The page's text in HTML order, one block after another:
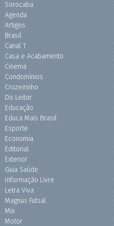
Sorocaba
Agenda
Artigos
Brasil
Canal 1
Casa e Acabamento
Cinema
Condomínios
Cruzeirinho
Do Leitor
Educação
Educa Mais Brasil
Esporte
Economia
Editorial
Exterior
Guia Saúde
Informação Livre
Letra Viva
Magnus Futsal
Mix
Motor